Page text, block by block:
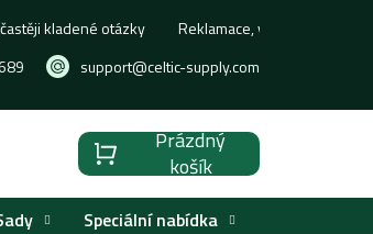
support@celtic-supply.com
kladené otázky Reklamace, výměna nebo
Nákupní
košík
Prázdný
košík
Speciální nabídka